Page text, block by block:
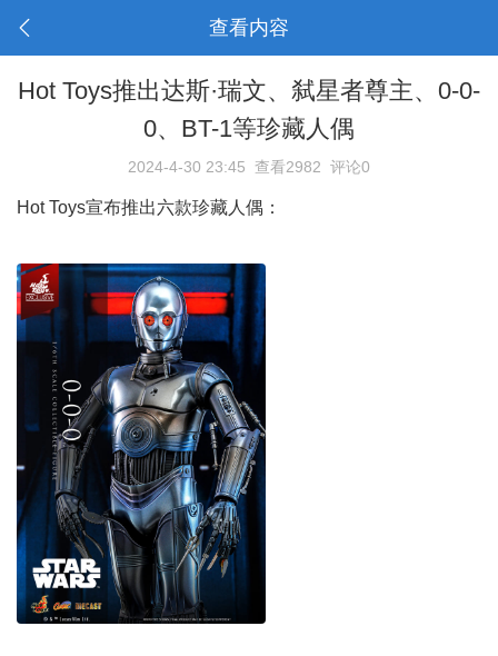
查看内容
Hot Toys推出达斯·瑞文、弑星者尊主、0-0-
0、BT-1等珍藏人偶
2024-4-30 23:45 查看2982 评论0
Hot Toys宣布推出六款珍藏人偶：